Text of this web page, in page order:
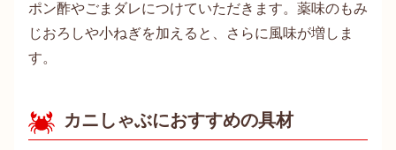
ポン酢やごまダレにつけていただきます。薬味のもみ
じおろしや小ねぎを加えると、さらに風味が増しま
す。
カニしゃぶにおすすめの具材